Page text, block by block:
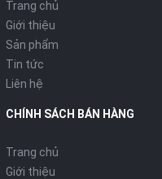
Trang chủ
Giới thiệu
Sản phẩm
Tin tức
Liên hệ
CHÍNH SÁCH BÁN HÀNG
Trang chủ
Giới thiệu